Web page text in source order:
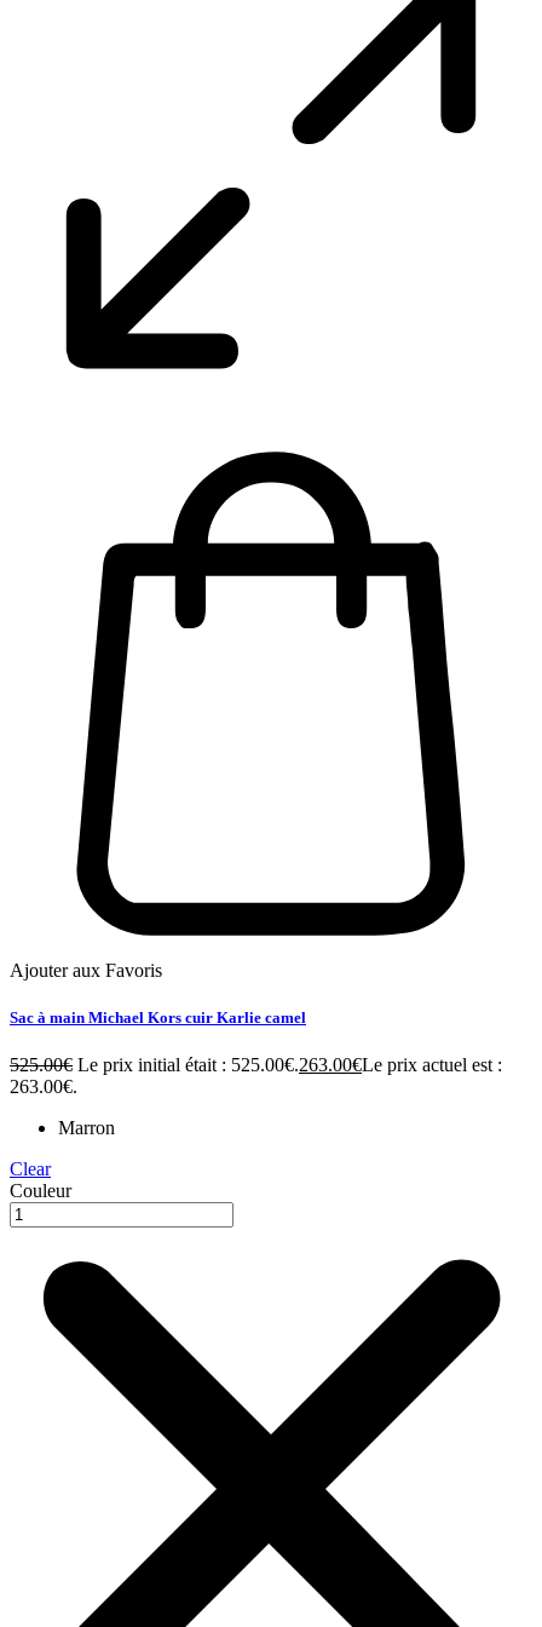
Ajouter aux Favoris
Sac à main Michael Kors cuir Karlie camel
525.00€ Le prix initial était : 525.00€.263.00€Le prix actuel est :
263.00€.
Marron
Clear
Couleur